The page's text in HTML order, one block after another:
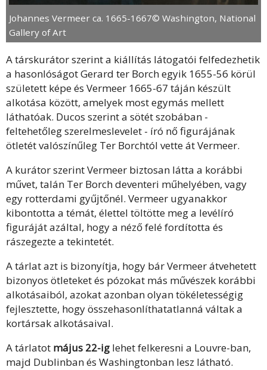
Johannes Vermeer ca. 1665-1667© Washington, National
Gallery of Art
A társkurátor szerint a kiállítás látogatói felfedezhetik
a hasonlóságot Gerard ter Borch egyik 1655-56 körül
született képe és Vermeer 1665-67 táján készült
alkotása között, amelyek most egymás mellett
láthatóak. Ducos szerint a sötét szobában -
feltehetőleg szerelmeslevelet - író nő figurájának
ötletét valószínűleg Ter Borchtól vette át Vermeer.
A kurátor szerint Vermeer biztosan látta a korábbi
művet, talán Ter Borch deventeri műhelyében, vagy
egy rotterdami gyűjtőnél. Vermeer ugyanakkor
kibontotta a témát, élettel töltötte meg a levélíró
figuráját azáltal, hogy a néző felé fordította és
rászegezte a tekintetét.
A tárlat azt is bizonyítja, hogy bár Vermeer átvehetett
bizonyos ötleteket és pózokat más művészek korábbi
alkotásaiból, azokat azonban olyan tökéletességig
fejlesztette, hogy összehasonlíthatatlanná váltak a
kortársak alkotásaival.
A tárlatot május 22-ig lehet felkeresni a Louvre-ban,
majd Dublinban és Washingtonban lesz látható.